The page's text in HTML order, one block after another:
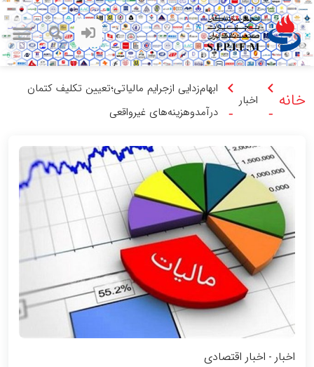
خانه -
اخبار
-
ابهام‌زدایی ازجرایم مالیاتی؛تعیین تکلیف کتمان
درآمدوهزینه‌های غیرواقعی
اخبار - اخبار اقتصادی